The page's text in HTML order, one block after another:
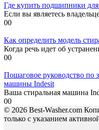
Где купить подшипники
Если вы являетесь
00
Как определить модель
Когда речь идет об
00
Пошаговое руководство по
машины Indesit
Ваша стиральная машина
00
© 2026 Best-Washer.com
только с указанием